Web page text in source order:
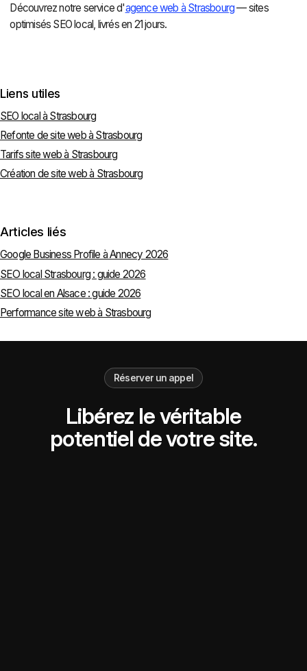
Découvrez notre service d'agence web à Strasbourg— sites
optimisés SEO local, livrés en 21 jours.
Liens utiles
SEO local à Strasbourg
Refonte de site web à Strasbourg
Tarifs site web à Strasbourg
Création de site web à Strasbourg
Articles liés
Google Business Profile à Annecy 2026
SEO local Strasbourg : guide 2026
SEO local en Alsace : guide 2026
Performance site web à Strasbourg
Réserver un appel
Libérez le véritable
potentiel de votre site.